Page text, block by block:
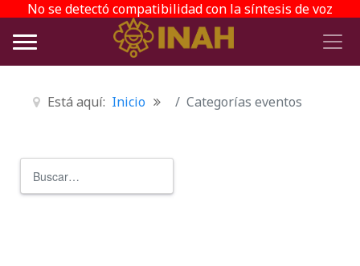
No se detectó compatibilidad con la síntesis de voz
Está aquí: Inicio Categorías eventos